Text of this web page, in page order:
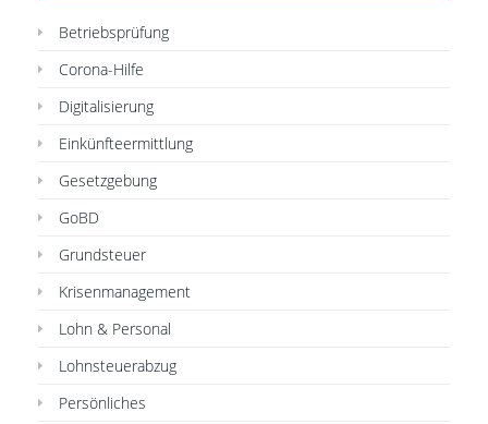
Betriebsprüfung
Corona-Hilfe
Digitalisierung
Einkünfteermittlung
Gesetzgebung
GoBD
Grundsteuer
Krisenmanagement
Lohn & Personal
Lohnsteuerabzug
Persönliches